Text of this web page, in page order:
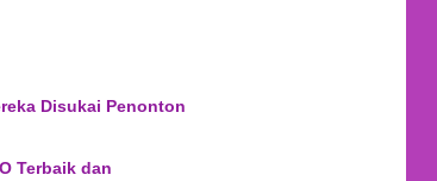
Disukai Penonton
Terbaik dan